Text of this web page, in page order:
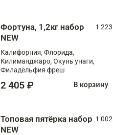
Фортуна, 1,2кг набор
NEW
1 223
Калифорния, Флорида,
Килиманджаро, Окунь унаги,
Филадельфия фреш
2 405 ₽ В корзину
Топовая пятёрка набор
NEW
1 002